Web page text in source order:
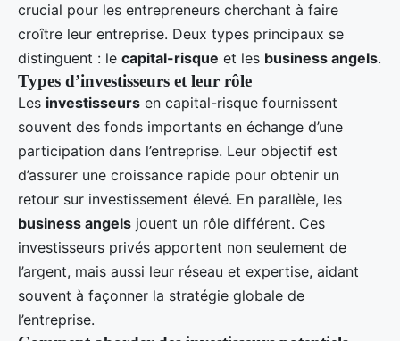
crucial pour les entrepreneurs cherchant à faire
croître leur entreprise. Deux types principaux se
distinguent : le capital-risque et les business angels.
Types d’investisseurs et leur rôle
Les investisseurs en capital-risque fournissent
souvent des fonds importants en échange d’une
participation dans l’entreprise. Leur objectif est
d’assurer une croissance rapide pour obtenir un
retour sur investissement élevé. En parallèle, les
business angels jouent un rôle différent. Ces
investisseurs privés apportent non seulement de
l’argent, mais aussi leur réseau et expertise, aidant
souvent à façonner la stratégie globale de
l’entreprise.